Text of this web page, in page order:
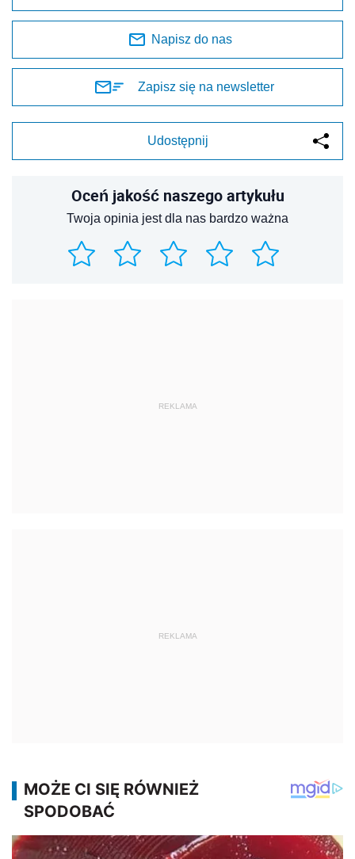
Napisz do nas
Zapisz się na newsletter
Udostępnij
Oceń jakość naszego artykułu
Twoja opinia jest dla nas bardzo ważna
REKLAMA
REKLAMA